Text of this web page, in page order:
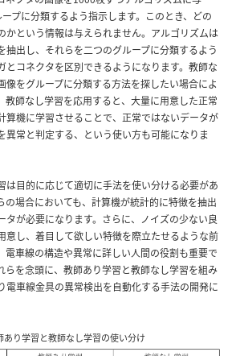
プに分類するよう指示します。このとき、どの
かという情報は与えられません。アルゴリズムは
抽出し、それらを二つのグループに分類するよう
とコネクタを区別できるようになります。教師な
像をグループに分類する方法を探したい場合によ
教師なし学習を応用すると、大量に用意した正常
算機に学習させることで、正常ではないデータが
異常と判定する、という使い方も可能になりま
目的に応じて適切に手法を使い分ける必要があ
の場合においても、計算機が統計的に特徴を抽出
タが必要になります。さらに、ノイズの少ない良
意し、着目して欲しい特徴を際立たせるような前
電車線の構造や異常に詳しい人間の役割も重要で
らを念頭に、教師あり学習と教師なし学習を組み
電車線金具の異常検出を自動化する手法の開発に
あり学習と教師なし学習の使い分け